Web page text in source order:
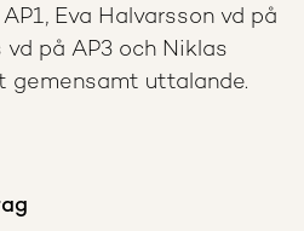
Eva Halvarsson vd på
på AP3 och Niklas
gemensamt uttalande.